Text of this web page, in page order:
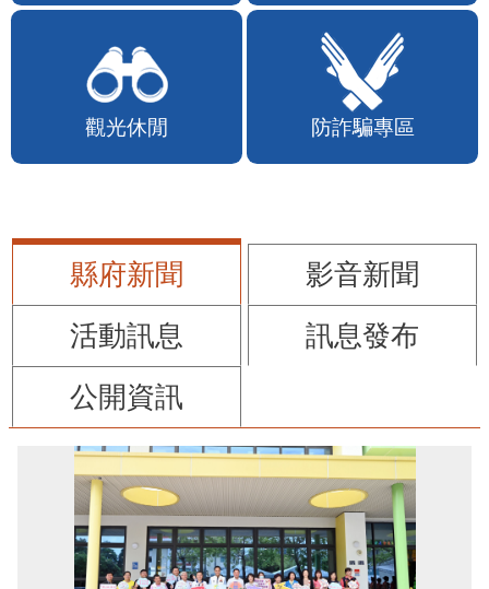
觀光休閒 防詐騙專區
縣府新聞
影音新聞
活動訊息
訊息發布
公開資訊